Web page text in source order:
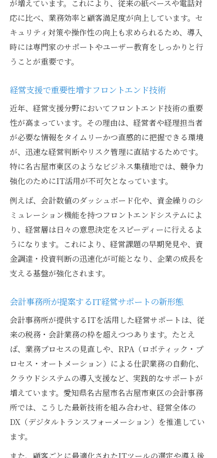
が増えています。これにより、従来の紙ベースや電話対
応に比べ、業務効率と顧客満足度が向上しています。セ
キュリティ対策や操作性の向上も求められるため、導入
時には専門家のサポートやユーザー教育をしっかりと行
うことが重要です。
経営支援で重要性増すフロントエンド技術
近年、経営支援分野においてフロントエンド技術の重要
性が高まっています。その理由は、経営者や経理担当者
が必要な情報をタイムリーかつ直感的に把握できる環境
が、迅速な経営判断やリスク管理に直結するためです。
特に名古屋市東区のようなビジネス集積地では、競争力
強化のためにIT活用が不可欠となっています。
例えば、会計数値のダッシュボード化や、資金繰りのシ
ミュレーション機能を持つフロントエンドシステムによ
り、経営層は日々の意思決定をスピーディーに行えるよ
うになります。これにより、経営課題の早期発見や、資
金調達・投資判断の迅速化が可能となり、企業の成長を
支える基盤が強化されます。
会計事務所が提案するIT経営サポートの新形態
会計事務所が提供するITを活用した経営サポートは、従
来の税務・会計業務の枠を超えつつあります。たとえ
ば、業務プロセスの見直しや、RPA（ロボティック・プ
ロセス・オートメーション）による仕訳業務の自動化、
クラウドシステムの導入支援など、実践的なサポートが
増えています。愛知県名古屋市名古屋市東区の会計事務
所では、こうした最新技術を組み合わせ、経営全体の
DX（デジタルトランスフォーメーション）を推進してい
ます。